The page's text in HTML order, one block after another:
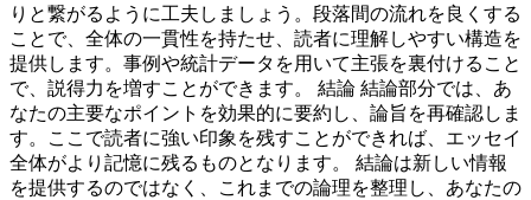
りと繋がるように工夫しましょう。段落間の流れを良くする
ことで、全体の一貫性を持たせ、読者に理解しやすい構造を
提供します。事例や統計データを用いて主張を裏付けること
で、説得力を増すことができます。 結論 結論部分では、あ
なたの主要なポイントを効果的に要約し、論旨を再確認しま
す。ここで読者に強い印象を残すことができれば、エッセイ
全体がより記憶に残るものとなります。 結論は新しい情報
を提供するのではなく、これまでの論理を整理し、あなたの